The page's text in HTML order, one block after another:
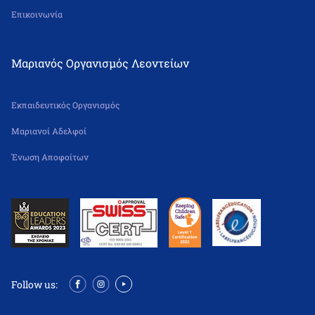
Επικοινωνία
Μαριανός Οργανισμός Λεοντείων
Εκπαιδευτικός Οργανισμός
Μαριανοί Αδελφοί
Ένωση Αποφοίτων
Follow us: